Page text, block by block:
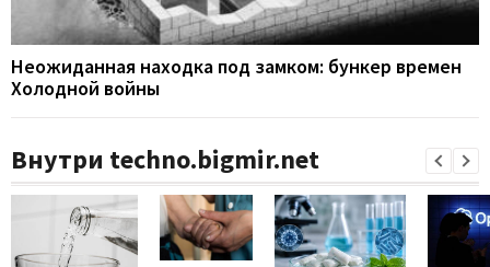
Неожиданная находка под замком: бункер времен
Холодной войны
Внутри techno.bigmir.net